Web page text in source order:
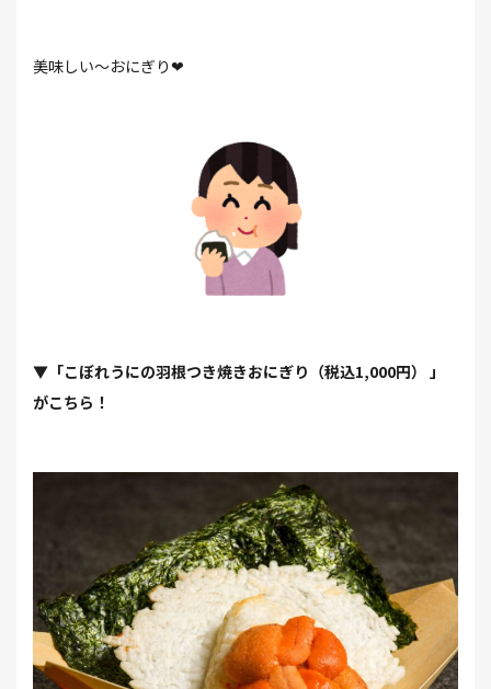
美味しい～おにぎり❤
▼「こぼれうにの⽻根つき焼きおにぎり（税込1,000円） 」
がこちら！